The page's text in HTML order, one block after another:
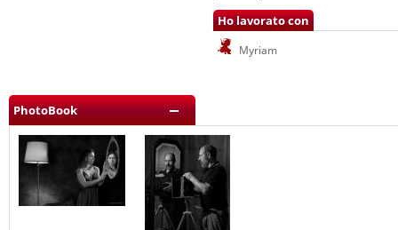
Ho lavorato con
Myriam
PhotoBook